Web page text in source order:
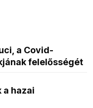
a Covid-
felelősségét
a hazai